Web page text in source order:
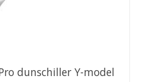
dunschiller Y-model